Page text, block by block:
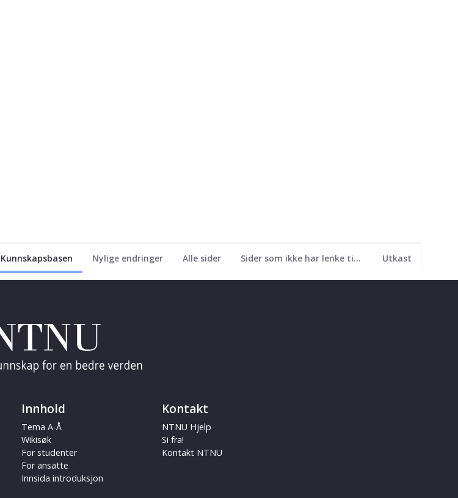
Kunnskapsbasen Nylige endringer Alle sider Sider som ikke har lenke til seg Utkast
Innhold
Tema A-Å
Wikisøk
For studenter
For ansatte
Innsida introduksjon
Kontakt
NTNU Hjelp
Si fra!
Kontakt NTNU